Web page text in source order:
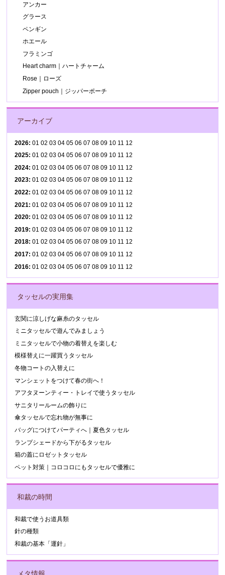
アンカー
グラース
ペンギン
ホエール
フラミンゴ
Heart charm｜ハートチャーム
Rose｜ローズ
Zipper pouch｜ジッパーポーチ
アーカイブ
2026:01 02 03 04 05 06 07 08 09 10 11 12
2025:01 02 03 04 05 06 07 08 09 10 11 12
2024:01 02 03 04 05 06 07 08 09 10 11 12
2023:01 02 03 04 05 06 07 08 09 10 11 12
2022:01 02 03 04 05 06 07 08 09 10 11 12
2021:01 02 03 04 05 06 07 08 09 10 11 12
2020:01 02 03 04 05 06 07 08 09 10 11 12
2019:01 02 03 04 05 06 07 08 09 10 11 12
2018:01 02 03 04 05 06 07 08 09 10 11 12
2017:01 02 03 04 05 06 07 08 09 10 11 12
2016:01 02 03 04 05 06 07 08 09 10 11 12
タッセルの実用集
玄関に涼しげな麻糸のタッセル
ミニタッセルで遊んでみましょう
ミニタッセルで小物の着替えを楽しむ
模様替えに一躍買うタッセル
冬物コートの入替えに
マンシェットをつけて春の街へ！
アフタヌーンティー・トレイで使うタッセル
サニタリールームの飾りに
傘タッセルで忘れ物が無事に
バッグにつけてパーティへ｜夏色タッセル
ランプシェードから下がるタッセル
箱の蓋にロゼットタッセル
ペット対策｜コロコロにもタッセルで優雅に
和裁の時間
和裁で使うお道具類
針の種類
和裁の基本「運針」